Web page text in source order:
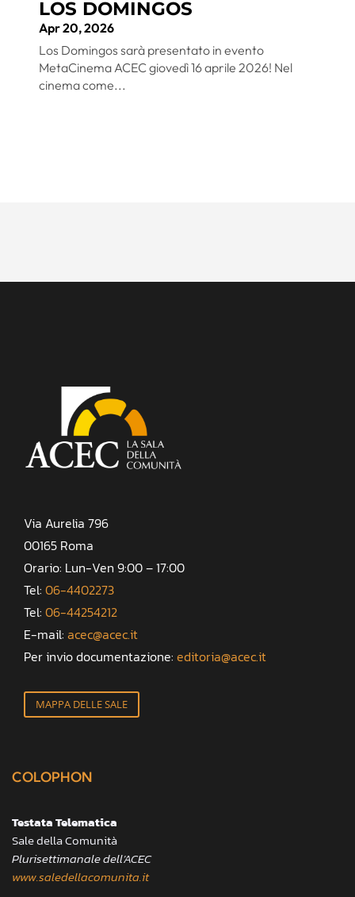
LOS DOMINGOS
Apr 20, 2026
Los Domingos sarà presentato in evento
MetaCinema ACEC giovedì 16 aprile 2026! Nel
cinema come...
Via Aurelia 796
00165 Roma
Orario: Lun-Ven 9:00 – 17:00
Tel: 06-4402273
Tel: 06-44254212
E-mail: acec@acec.it
Per invio documentazione: editoria@acec.it
MAPPA DELLE SALE
COLOPHON
Testata Telematica
Sale della Comunità
Plurisettimanale dell’ACEC
www.saledellacomunita.it